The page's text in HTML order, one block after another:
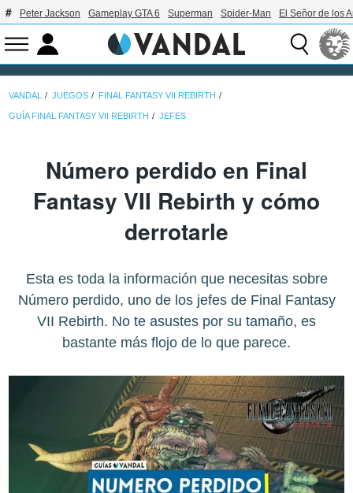
Peter Jackson Gameplay GTA 6 Superman Spider-Man El Señor de los
VANDAL JUEGOS FINAL FANTASY VII REBIRTH
GUÍA FINAL FANTASY VII REBIRTH JEFES
Número perdido en Final
Fantasy VII Rebirth y cómo
derrotarle
Esta es toda la información que necesitas sobre
Número perdido, uno de los jefes de Final Fantasy
VII Rebirth. No te asustes por su tamaño, es
bastante más flojo de lo que parece.